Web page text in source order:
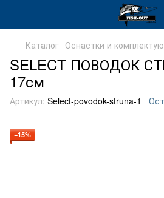
Каталог Оснастки и
SELECT ПОВОДОК
17см
Артикул: Select-povodok-struna-1
−15%